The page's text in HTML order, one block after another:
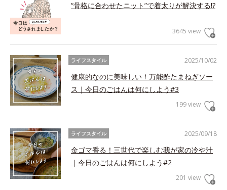
“骨格に合わせたニット”で着太りが解決する!?
3645 view
2025/10/02
ライフスタイル
健康的なのに美味しい！万能酢たまねぎソー
ス｜今日のごはんは何にしよう#3
199 view
2025/09/18
ライフスタイル
金ゴマ香る！三世代で楽しむ我が家の冷や汁
｜今日のごはんは何にしよう#2
201 view